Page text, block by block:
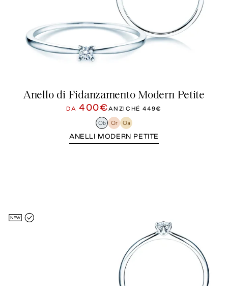
Anello di Fidanzamento Modern Petite
DA400€ANZICHÉ449€
Ob Or Oa
ANELLI MODERN PETITE